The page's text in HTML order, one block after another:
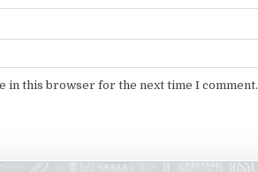
in this browser for the next time I comment.